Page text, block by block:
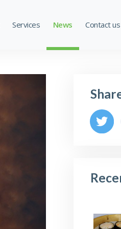
Services News Contact us